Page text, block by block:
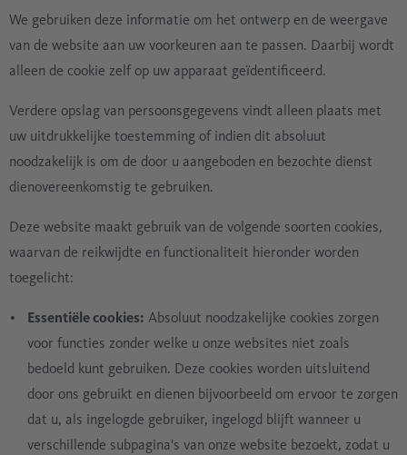
We gebruiken deze informatie om het ontwerp en de weergave
van de website aan uw voorkeuren aan te passen. Daarbij wordt
alleen de cookie zelf op uw apparaat geïdentificeerd.
Verdere opslag van persoonsgegevens vindt alleen plaats met
uw uitdrukkelijke toestemming of indien dit absoluut
noodzakelijk is om de door u aangeboden en bezochte dienst
dienovereenkomstig te gebruiken.
Deze website maakt gebruik van de volgende soorten cookies,
waarvan de reikwijdte en functionaliteit hieronder worden
toegelicht:
Essentiële cookies: Absoluut noodzakelijke cookies zorgen
voor functies zonder welke u onze websites niet zoals
bedoeld kunt gebruiken. Deze cookies worden uitsluitend
door ons gebruikt en dienen bijvoorbeeld om ervoor te zorgen
dat u, als ingelogde gebruiker, ingelogd blijft wanneer u
verschillende subpagina's van onze website bezoekt, zodat u